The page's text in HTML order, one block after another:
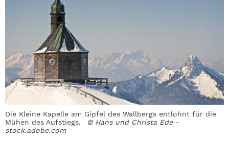
Die Kleine Kapelle am Gipfel des Wallbergs entlohnt für die
Mühen des Aufstiegs.
© Hans und Christa Ede -
stock.adobe.com